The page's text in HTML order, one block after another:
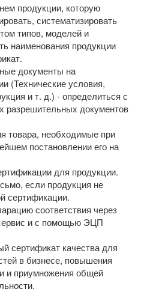
продукции, которую
систематизировать
типов, моделей и
наименования продукции
документы на
(Технические условия,
и т. д.) - определиться с
разрешительных документов
товара, необходимые при
постановлении его на
для продукции.
если продукция не
сертификации.
соответствия через
и с помощью ЭЦП
сертификат качества для
в бизнесе, повышения
и приумножения общей